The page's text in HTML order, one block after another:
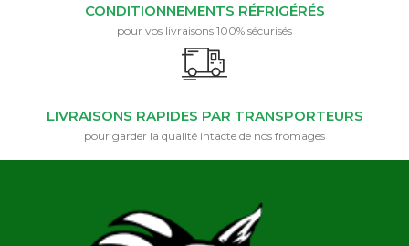
CONDITIONNEMENTS RÉFRIGÉRÉS
pour vos livraisons 100% sécurisés
LIVRAISONS RAPIDES PAR TRANSPORTEURS
pour garder la qualité intacte de nos fromages